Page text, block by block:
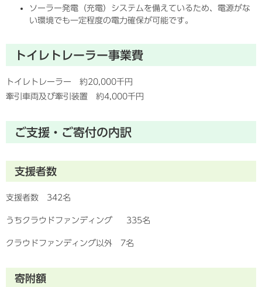
ソーラー発電（充電）システムを備えているため、電源がな
い環境でも一定程度の電力確保が可能です。
トイレトレーラー事業費
トイレトレーラー 約20,000千円
牽引車両及び牽引装置 約4,000千円
ご支援・ご寄付の内訳
支援者数
支援者数 342名
うちクラウドファンディング 335名
クラウドファンディング以外 7名
寄附額